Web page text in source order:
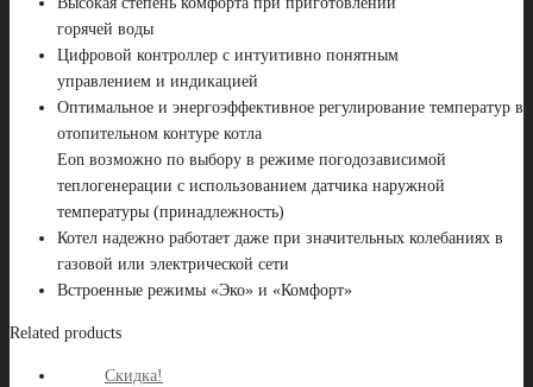
горячей воды
Цифровой контроллер с интуитивно понятным
управлением и индикацией
Оптимальное и энергоэффективное регулирование температур в
отопительном контуре котла
Eon возможно по выбору в режиме погодозависимой
теплогенерации с использованием датчика наружной
температуры (принадлежность)
Котел надежно работает даже при значительных колебаниях в
газовой или электрической сети
Встроенные режимы «Эко» и «Комфорт»
Related products
Скидка!